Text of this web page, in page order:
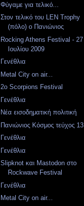
Φύγαμε για τελικό...
Στον τελικό του LEN Trophy
(πόλο) ο Πανιώνιος
Rocking Athens Festival - 27
Ιουλίου 2009
Γενέθλια
Metal City on air...
2o Scorpions Festival
Γενέθλια
Νέα εισοδηματική πολιτική
Πανιώνιος Κόσμος τεύχος 13
Γενέθλια
Γενέθλια
Slipknot και Mastodon στο
Rockwave Festival
Γενέθλια
Metal City on air...